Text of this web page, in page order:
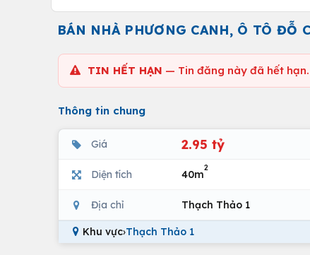
BÁN NHÀ PHƯƠNG CANH, Ô TÔ ĐỖ
TIN HẾT HẠN — Tin đăng này đã hết hạn.
Thông tin chung
Giá 2.95 tỷ
Diện tích 40m
2
Địa chỉ Thạch Thảo 1
Khu vực›Thạch Thảo 1